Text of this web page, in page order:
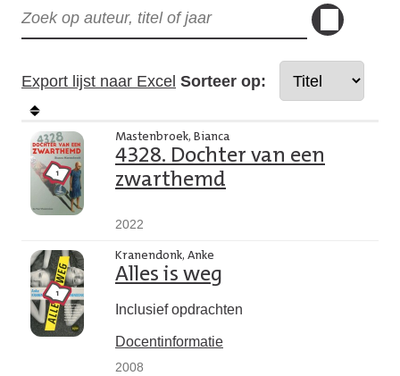
Export lijst naar Excel Sorteer op:
Mastenbroek, Bianca
4328. Dochter van een
zwarthemd
2022
Kranendonk, Anke
Alles is weg
Inclusief opdrachten
Docentinformatie
2008